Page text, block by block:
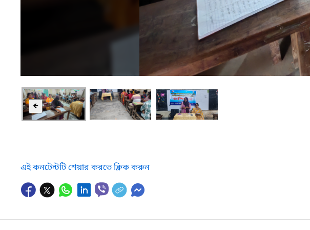
🡸
এই কনটেন্টটি শেয়ার করতে ক্লিক করুন